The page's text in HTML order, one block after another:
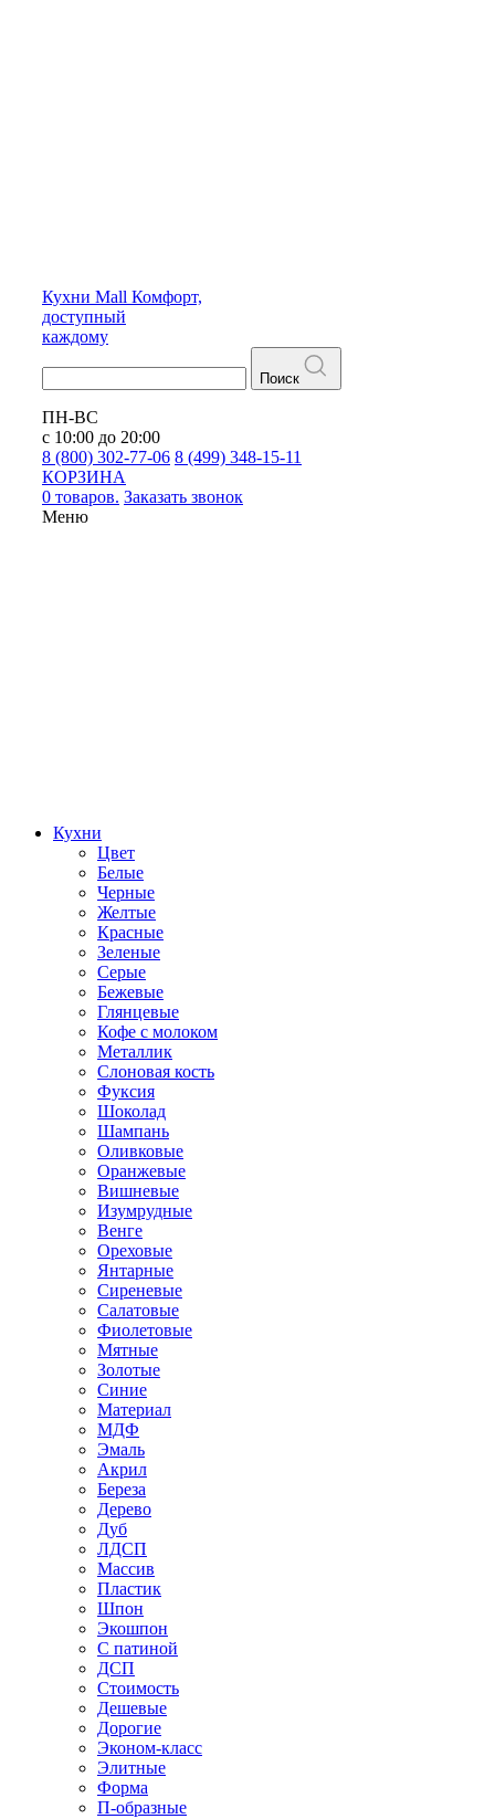
Кухни Mall Комфорт,
доступный
каждому
Поиск
ПН-ВС
с 10:00 до 20:00
8 (800) 302-77-06 8 (499) 348-15-11
КОРЗИНА
0 товаров. Заказать звонок
Меню
Кухни
Цвет
Белые
Черные
Желтые
Красные
Зеленые
Серые
Бежевые
Глянцевые
Кофе с молоком
Металлик
Слоновая кость
Фуксия
Шоколад
Шампань
Оливковые
Оранжевые
Вишневые
Изумрудные
Венге
Ореховые
Янтарные
Сиреневые
Салатовые
Фиолетовые
Мятные
Золотые
Синие
Материал
МДФ
Эмаль
Акрил
Береза
Дерево
Дуб
ЛДСП
Массив
Пластик
Шпон
Экошпон
С патиной
ДСП
Стоимость
Дешевые
Дорогие
Эконом-класс
Элитные
Форма
П-образные